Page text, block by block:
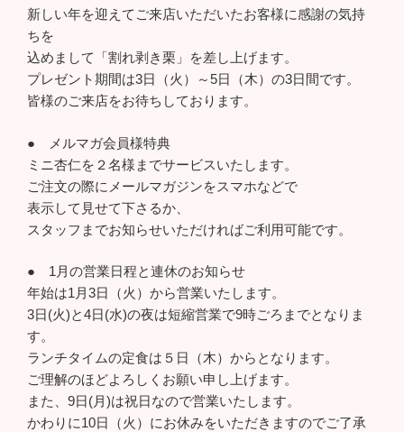
新しい年を迎えてご来店いただいたお客様に感謝の気持
ちを
込めまして「割れ剥き栗」を差し上げます。
プレゼント期間は3日（火）～5日（木）の3日間です。
皆様のご来店をお待ちしております。
● メルマガ会員様特典
ミニ杏仁を２名様までサービスいたします。
ご注文の際にメールマガジンをスマホなどで
表示して見せて下さるか、
スタッフまでお知らせいただければご利用可能です。
● 1月の営業日程と連休のお知らせ
年始は1月3日（火）から営業いたします。
3日(火)と4日(水)の夜は短縮営業で9時ごろまでとなりま
す。
ランチタイムの定食は５日（木）からとなります。
ご理解のほどよろしくお願い申し上げます。
また、9日(月)は祝日なので営業いたします。
かわりに10日（火）にお休みをいただきますのでご了承